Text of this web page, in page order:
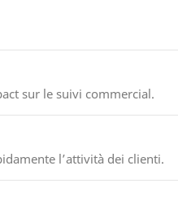
sur le suivi commercial.
l’attività dei clienti.